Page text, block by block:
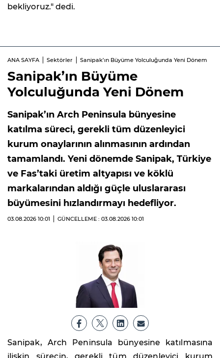
bekliyoruz." dedi.
ANA SAYFA Sektörler Sanipak’ın Büyüme Yolculuğunda Yeni Dönem
Sanipak’ın Büyüme
Yolculuğunda Yeni Dönem
Sanipak’ın Arch Peninsula bünyesine
katılma süreci, gerekli tüm düzenleyici
kurum onaylarının alınmasının ardından
tamamlandı. Yeni dönemde Sanipak, Türkiye
ve Fas’taki üretim altyapısı ve köklü
markalarından aldığı güçle uluslararası
büyümesini hızlandırmayı hedefliyor.
03.08.2026 10:01 GÜNCELLEME : 03.08.2026 10:01
Sanipak, Arch Peninsula bünyesine katılmasına